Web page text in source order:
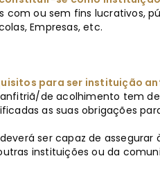
com ou sem fins lucrativos,
Empresas, etc.
para ser instituição
de acolhimento tem
as suas obrigações
ser capaz de
instituições ou da